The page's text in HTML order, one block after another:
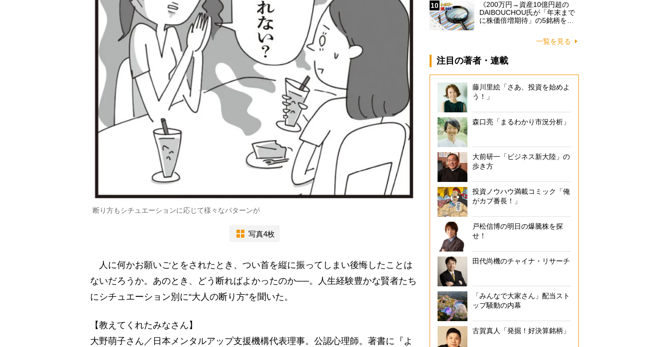
断り方もシチュエーションに応じて様々なパターンが
写真4枚
人に何かお願いごとをされたとき、つい首を縦に振ってしまい後悔したことは
ないだろうか。あのとき、どう断ればよかったのか──。人生経験豊かな賢者たち
にシチュエーション別に“大人の断り方”を聞いた。
【教えてくれたみなさん】
大野萌子さん／日本メンタルアップ支援機構代表理事。公認心理師。著書に『よ
10
《200万円→資産10億円超の
DAIBOUCHOU氏が「年末まで
に株価倍増期待」の5銘柄を…
一覧を見る
注目の著者・連載
藤川里絵「さあ、投資を始めよ
う！」
森口亮「まるわかり市況分析」
大前研一「ビジネス新大陸」の
歩き方
投資ノウハウ満載コミック「俺
がカブ番長！」
戸松信博の明日の爆騰株を探
せ！
田代尚機のチャイナ・リサーチ
「みんなで大家さん」配当スト
ップ騒動の内幕
古賀真人「発掘！好決算銘柄」